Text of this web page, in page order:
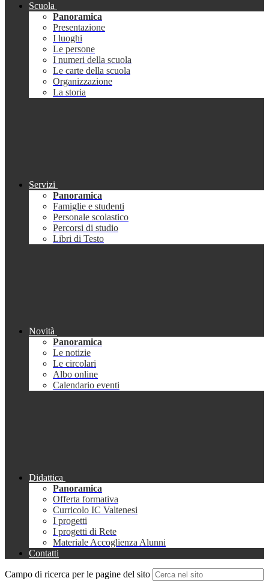
Scuola
Panoramica
Presentazione
I luoghi
Le persone
I numeri della scuola
Le carte della scuola
Organizzazione
La storia
Servizi
Panoramica
Famiglie e studenti
Personale scolastico
Percorsi di studio
Libri di Testo
Novità
Panoramica
Le notizie
Le circolari
Albo online
Calendario eventi
Didattica
Panoramica
Offerta formativa
Curricolo IC Valtenesi
I progetti
I progetti di Rete
Materiale Accoglienza Alunni
Contatti
Campo di ricerca per le pagine del sito